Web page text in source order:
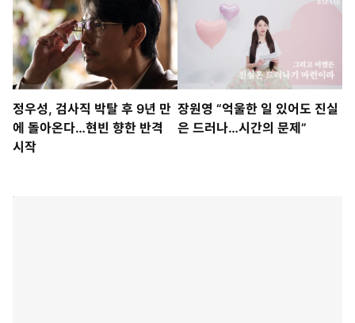
정우성, 검사직 박탈 후 9년 만
에 돌아온다…현빈 향한 반격
시작
장원영 “억울한 일 있어도 진실
은 드러나…시간의 문제”